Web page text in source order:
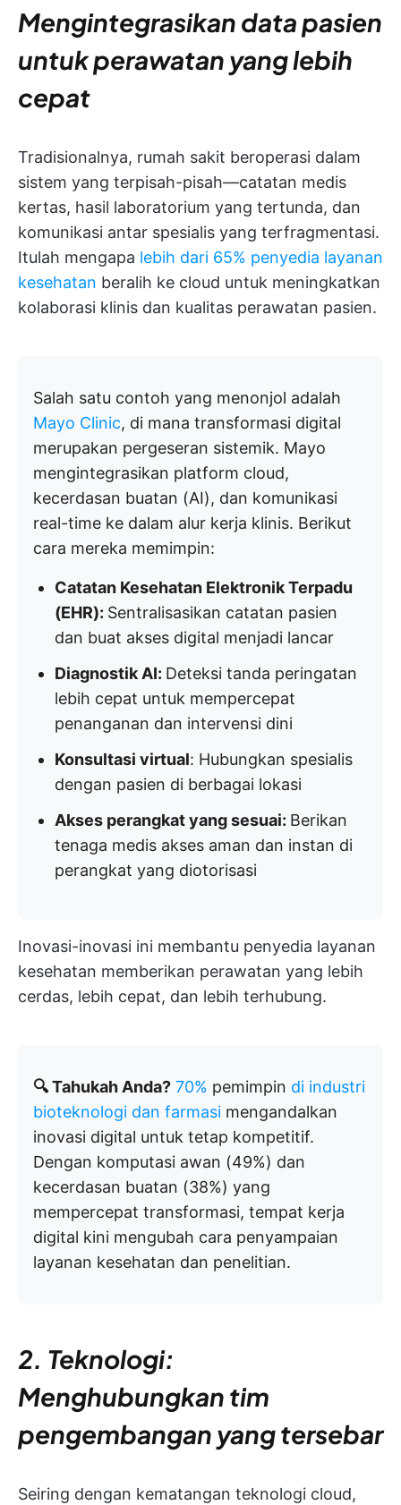
Mengintegrasikan data pasien
untuk perawatan yang lebih
cepat
Tradisionalnya, rumah sakit beroperasi dalam
sistem yang terpisah-pisah—catatan medis
kertas, hasil laboratorium yang tertunda, dan
komunikasi antar spesialis yang terfragmentasi.
Itulah mengapa lebih dari 65% penyedia layanan
kesehatan beralih ke cloud untuk meningkatkan
kolaborasi klinis dan kualitas perawatan pasien.
Salah satu contoh yang menonjol adalah
Mayo Clinic, di mana transformasi digital
merupakan pergeseran sistemik. Mayo
mengintegrasikan platform cloud,
kecerdasan buatan (AI), dan komunikasi
real-time ke dalam alur kerja klinis. Berikut
cara mereka memimpin:
Catatan Kesehatan Elektronik Terpadu
(EHR): Sentralisasikan catatan pasien
dan buat akses digital menjadi lancar
Diagnostik AI: Deteksi tanda peringatan
lebih cepat untuk mempercepat
penanganan dan intervensi dini
Konsultasi virtual: Hubungkan spesialis
dengan pasien di berbagai lokasi
Akses perangkat yang sesuai: Berikan
tenaga medis akses aman dan instan di
perangkat yang diotorisasi
Inovasi-inovasi ini membantu penyedia layanan
kesehatan memberikan perawatan yang lebih
cerdas, lebih cepat, dan lebih terhubung.
🔍 Tahukah Anda? 70% pemimpin di industri
bioteknologi dan farmasi mengandalkan
inovasi digital untuk tetap kompetitif.
Dengan komputasi awan (49%) dan
kecerdasan buatan (38%) yang
mempercepat transformasi, tempat kerja
digital kini mengubah cara penyampaian
layanan kesehatan dan penelitian.
2. Teknologi:
Menghubungkan tim
pengembangan yang tersebar
Seiring dengan kematangan teknologi cloud,